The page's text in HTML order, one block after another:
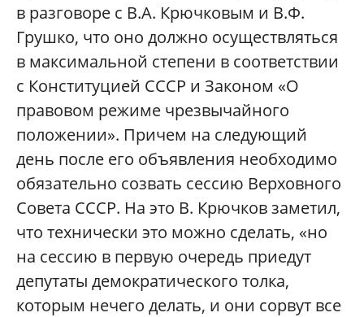
в разговоре с В.А. Крючковым и В.Ф.
Грушко, что оно должно осуществляться
в максимальной степени в соответствии
с Конституцией СССР и Законом «О
правовом режиме чрезвычайного
положении». Причем на следующий
день после его объявления необходимо
обязательно созвать сессию Верховного
Совета СССР. На это В. Крючков заметил,
что технически это можно сделать, «но
на сессию в первую очередь приедут
депутаты демократического толка,
которым нечего делать, и они сорвут все